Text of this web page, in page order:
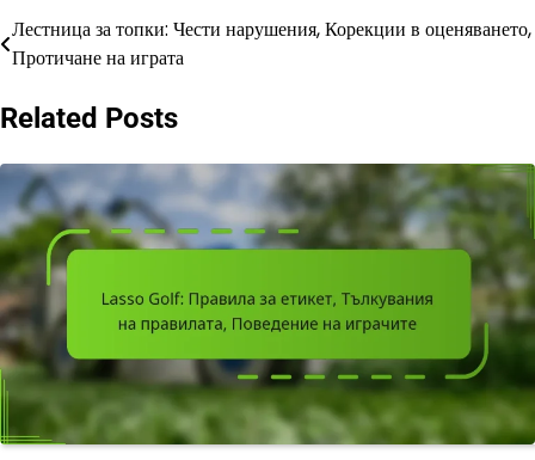
Post
navigation
Лестница за топки: Чести нарушения, Корекции в оценяването,
Протичане на играта
Related Posts